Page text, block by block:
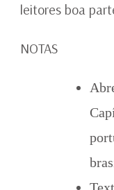
leitores boa
NOTAS